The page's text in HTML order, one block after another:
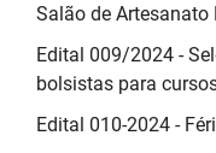
Salão de Artesanato
Edital 009/2024 -
bolsistas para
Edital 010-2024 -